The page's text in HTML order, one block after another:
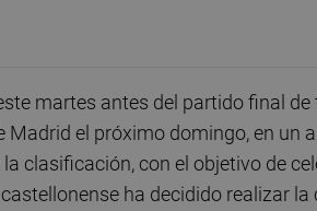
martes antes del partido final
el próximo domingo, en un
clasificación, con el objetivo de
ha decidido realizar